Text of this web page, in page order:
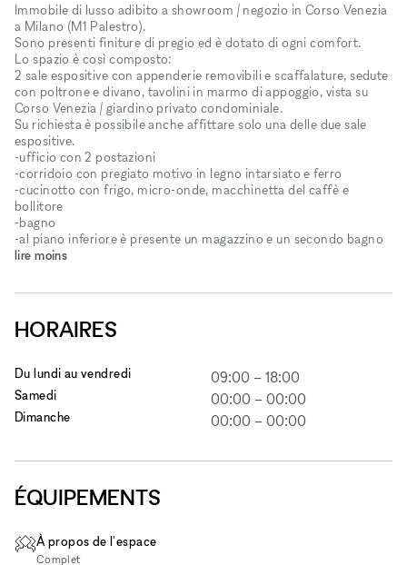
Immobile di lusso adibito a showroom / negozio in Corso Venezia
a Milano (M1 Palestro).
Sono presenti finiture di pregio ed è dotato di ogni comfort.
Lo spazio è così composto:
2 sale espositive con appenderie removibili e scaffalature, sedute
con poltrone e divano, tavolini in marmo di appoggio, vista su
Corso Venezia / giardino privato condominiale.
Su richiesta è possibile anche affittare solo una delle due sale
espositive.
-ufficio con 2 postazioni
-corridoio con pregiato motivo in legno intarsiato e ferro
-cucinotto con frigo, micro-onde, macchinetta del caffè e
bollitore
-bagno
-al piano inferiore è presente un magazzino e un secondo bagno
lire moins
HORAIRES
Du lundi au vendredi 09:00 – 18:00
Samedi 00:00 – 00:00
Dimanche 00:00 – 00:00
ÉQUIPEMENTS
À propos de l'espace
Complet